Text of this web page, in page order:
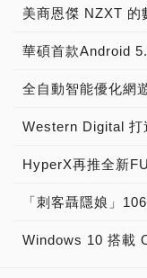
美商恩傑 NZXT 的